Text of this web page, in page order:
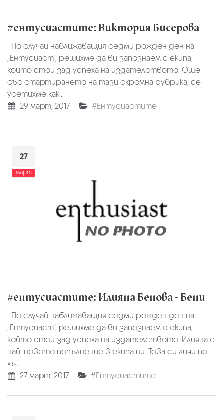
#ентусиастите: Виктория Бисерова
По случай наближаващия седми рожден ден на
„Ентусиаст“, решихме да ви запознаем с екипа,
който стои зад успеха на издателството. Още
със стартирането на тази скромна рубрика, се
усетихме как...
29 март, 2017
#Ентусиастите
27
март
#ентусиастите: Илияна Бенова - Бени
По случай наближаващия седми рожден ден на
„Ентусиаст“, решихме да ви запознаем с екипа,
който стои зад успеха на издателството. Илияна е
най-новото попълнение в екипа ни. Това си личи по
хъ...
27 март, 2017
#Ентусиастите